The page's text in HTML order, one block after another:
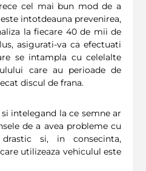
cel mai bun mod de a
intotdeauna prevenirea,
la fiecare 40 de mii de
asigurati-va ca efectuati
se intampla cu celelalte
care au perioade de
discul de frana.
intelegand la ce semne ar
de a avea probleme cu
si, in consecinta,
utilizeaza vehiculul este